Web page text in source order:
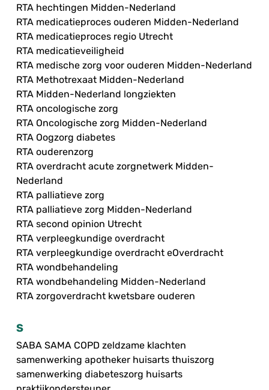
RTA hechtingen Midden-Nederland
RTA medicatieproces ouderen Midden-Nederland
RTA medicatieproces regio Utrecht
RTA medicatieveiligheid
RTA medische zorg voor ouderen Midden-Nederland
RTA Methotrexaat Midden-Nederland
RTA Midden-Nederland longziekten
RTA oncologische zorg
RTA Oncologische zorg Midden-Nederland
RTA Oogzorg diabetes
RTA ouderenzorg
RTA overdracht acute zorgnetwerk Midden-
Nederland
RTA palliatieve zorg
RTA palliatieve zorg Midden-Nederland
RTA second opinion Utrecht
RTA verpleegkundige overdracht
RTA verpleegkundige overdracht eOverdracht
RTA wondbehandeling
RTA wondbehandeling Midden-Nederland
RTA zorgoverdracht kwetsbare ouderen
S
SABA SAMA COPD zeldzame klachten
samenwerking apotheker huisarts thuiszorg
samenwerking diabeteszorg huisarts